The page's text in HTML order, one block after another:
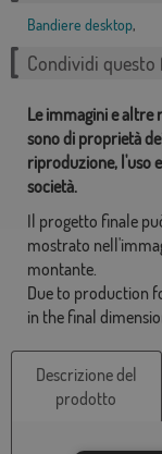
Bandiere desktop,
Condividi questo
Le immagini e altre
sono di proprietà
riproduzione, l'uso
società.
Il progetto finale
mostrato
montante.
Due to production
in the final
Descrizione del
prodotto